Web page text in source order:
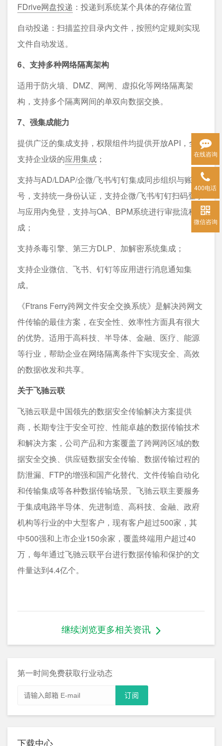
FDrive网盘投递 ：投递到系统某个具体的存储位置
自动投递：扫描监控目录内文件，按照约定规则实现
文件自动发送。
6、支持多种网络隔离架构
适用于防火墙、DMZ、网闸、虚拟化等网络隔离架
构，支持多个隔离网间的单双向数据交换。
7、强集成能力
提供广泛的集成支持，权限组件均提供开放API，全面
支持企业级的应用集成 ；
支持与AD/LDAP/企微/飞书/钉钉集成同步组织与账
号，支持统一身份认证，支持企微/飞书/钉钉扫码登录
与应用内免登，支持与OA、BPM系统进行审批流程集
成；
支持杀毒引擎、第三方DLP、加解密系统集成；
支持企业微信、飞书、钉钉等应用进行消息通知集
成。
《Ftrans Ferry跨网文件安全交换系统》是解决跨网文
件传输的最佳方案，在安全性、效率性方面具有很大
的优势。适用于高科技、半导体、金融、医疗、能源
等行业，帮助企业在网络隔离条件下实现安全、高效
的数据收发和共享。
关于飞驰云联
飞驰云联是中国领先的数据安全传输解决方案提供
商，长期专注于安全可控、性能卓越的数据传输技术
和解决方案，公司产品和方案覆盖了跨网跨区域的数
据安全交换、供应链数据安全传输、数据传输过程的
防泄漏、FTP的增强和国产化替代、文件传输自动化
和传输集成等各种数据传输场景。飞驰云联主要服务
于集成电路半导体、先进制造、高科技、金融、政府
机构等行业的中大型客户，现有客户超过500家，其
中500强和上市企业150余家，覆盖终端用户超过40
万，每年通过飞驰云联平台进行数据传输和保护的文
件量达到4.4亿个。
继续浏览更多相关资讯
第一时间免费获取行业动态
下载中心
在线咨询
400电话
微信咨询